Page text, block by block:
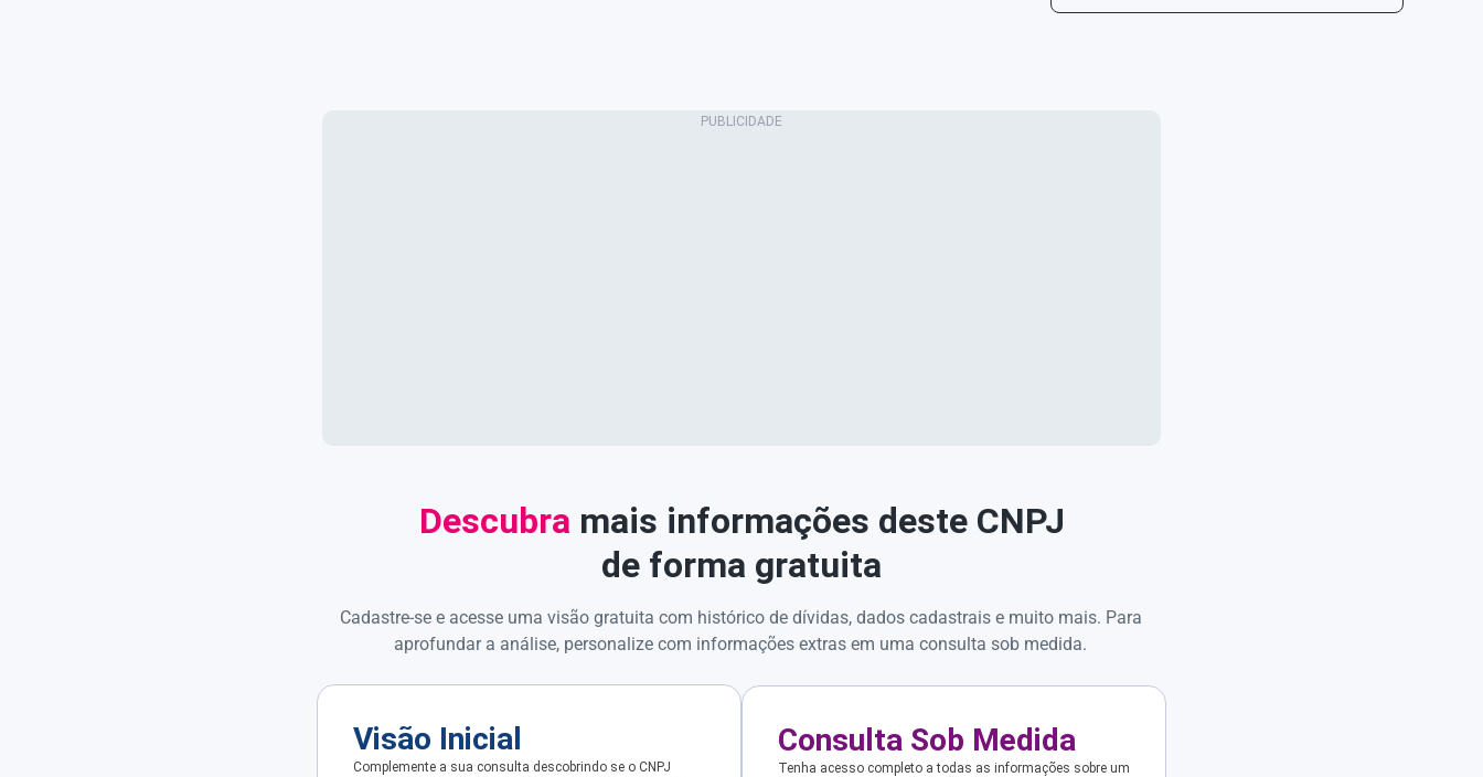
Descubra mais informações deste CNPJ
de forma gratuita
Cadastre-se e acesse uma visão gratuita com histórico de dívidas, dados cadastrais e muito mais. Para
aprofundar a análise, personalize com informações extras em uma consulta sob medida.
Visão Inicial
Complemente a sua consulta descobrindo se o CNPJ
Consulta Sob Medida
Tenha acesso completo a todas as informações sobre um